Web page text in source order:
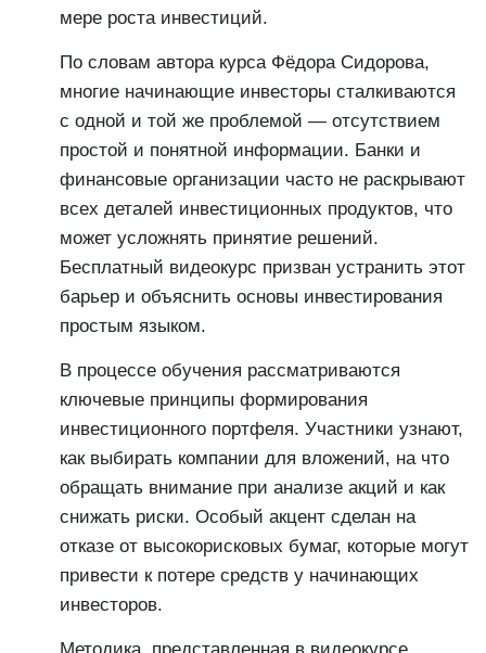
мере роста инвестиций.
По словам автора курса Фёдора Сидорова,
многие начинающие инвесторы сталкиваются
с одной и той же проблемой — отсутствием
простой и понятной информации. Банки и
финансовые организации часто не раскрывают
всех деталей инвестиционных продуктов, что
может усложнять принятие решений.
Бесплатный видеокурс призван устранить этот
барьер и объяснить основы инвестирования
простым языком.
В процессе обучения рассматриваются
ключевые принципы формирования
инвестиционного портфеля. Участники узнают,
как выбирать компании для вложений, на что
обращать внимание при анализе акций и как
снижать риски. Особый акцент сделан на
отказе от высокорисковых бумаг, которые могут
привести к потере средств у начинающих
инвесторов.